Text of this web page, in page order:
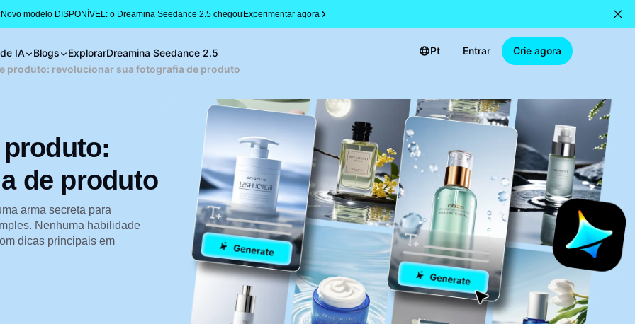
Novo modelo DISPONÍVEL: o Dreamina Seedance 2.5 chegouExperimentar agora
IA Blogs ExplorarDreamina Seedance 2.5 Pt Entrar
Crie agora
produto: revolucionar sua fotografia de produto
de produto
arma secreta para
Nenhuma habilidade
dicas principais em